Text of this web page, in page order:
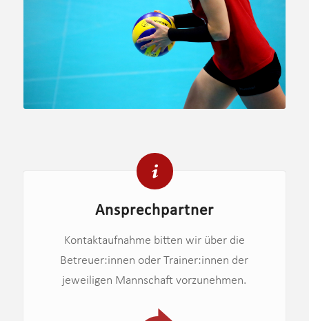
Ansprechpartner
Kontaktaufnahme bitten wir über die
Betreuer:innen oder Trainer:innen der
jeweiligen Mannschaft vorzunehmen.